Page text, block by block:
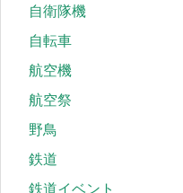
自衛隊機
自転車
航空機
航空祭
野鳥
鉄道
鉄道イベント